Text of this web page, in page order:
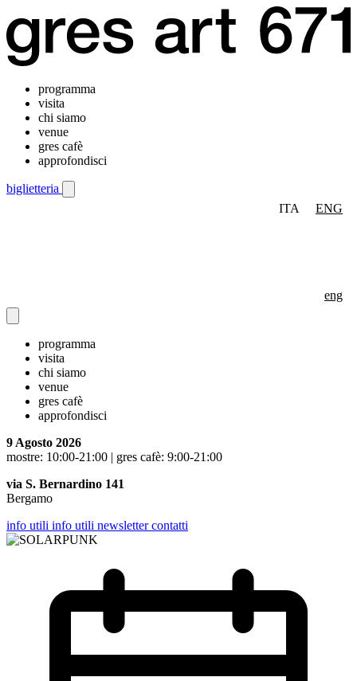
programma
visita
chi siamo
venue
gres cafè
approfondisci
biglietteria
ITA
ENG
eng
programma
visita
chi siamo
venue
gres cafè
approfondisci
9 Agosto 2026
mostre: 10:00-21:00 | gres cafè: 9:00-21:00
via S. Bernardino 141
Bergamo
info utili info utili newslettercontatti